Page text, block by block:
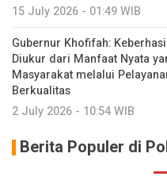
15 July 2026 - 01:49 WIB
Gubernur Khofifah:
Diukur dari Manfaat Nyata
Masyarakat melalui
Berkualitas
2 July 2026 - 10:54 WIB
Berita Populer di